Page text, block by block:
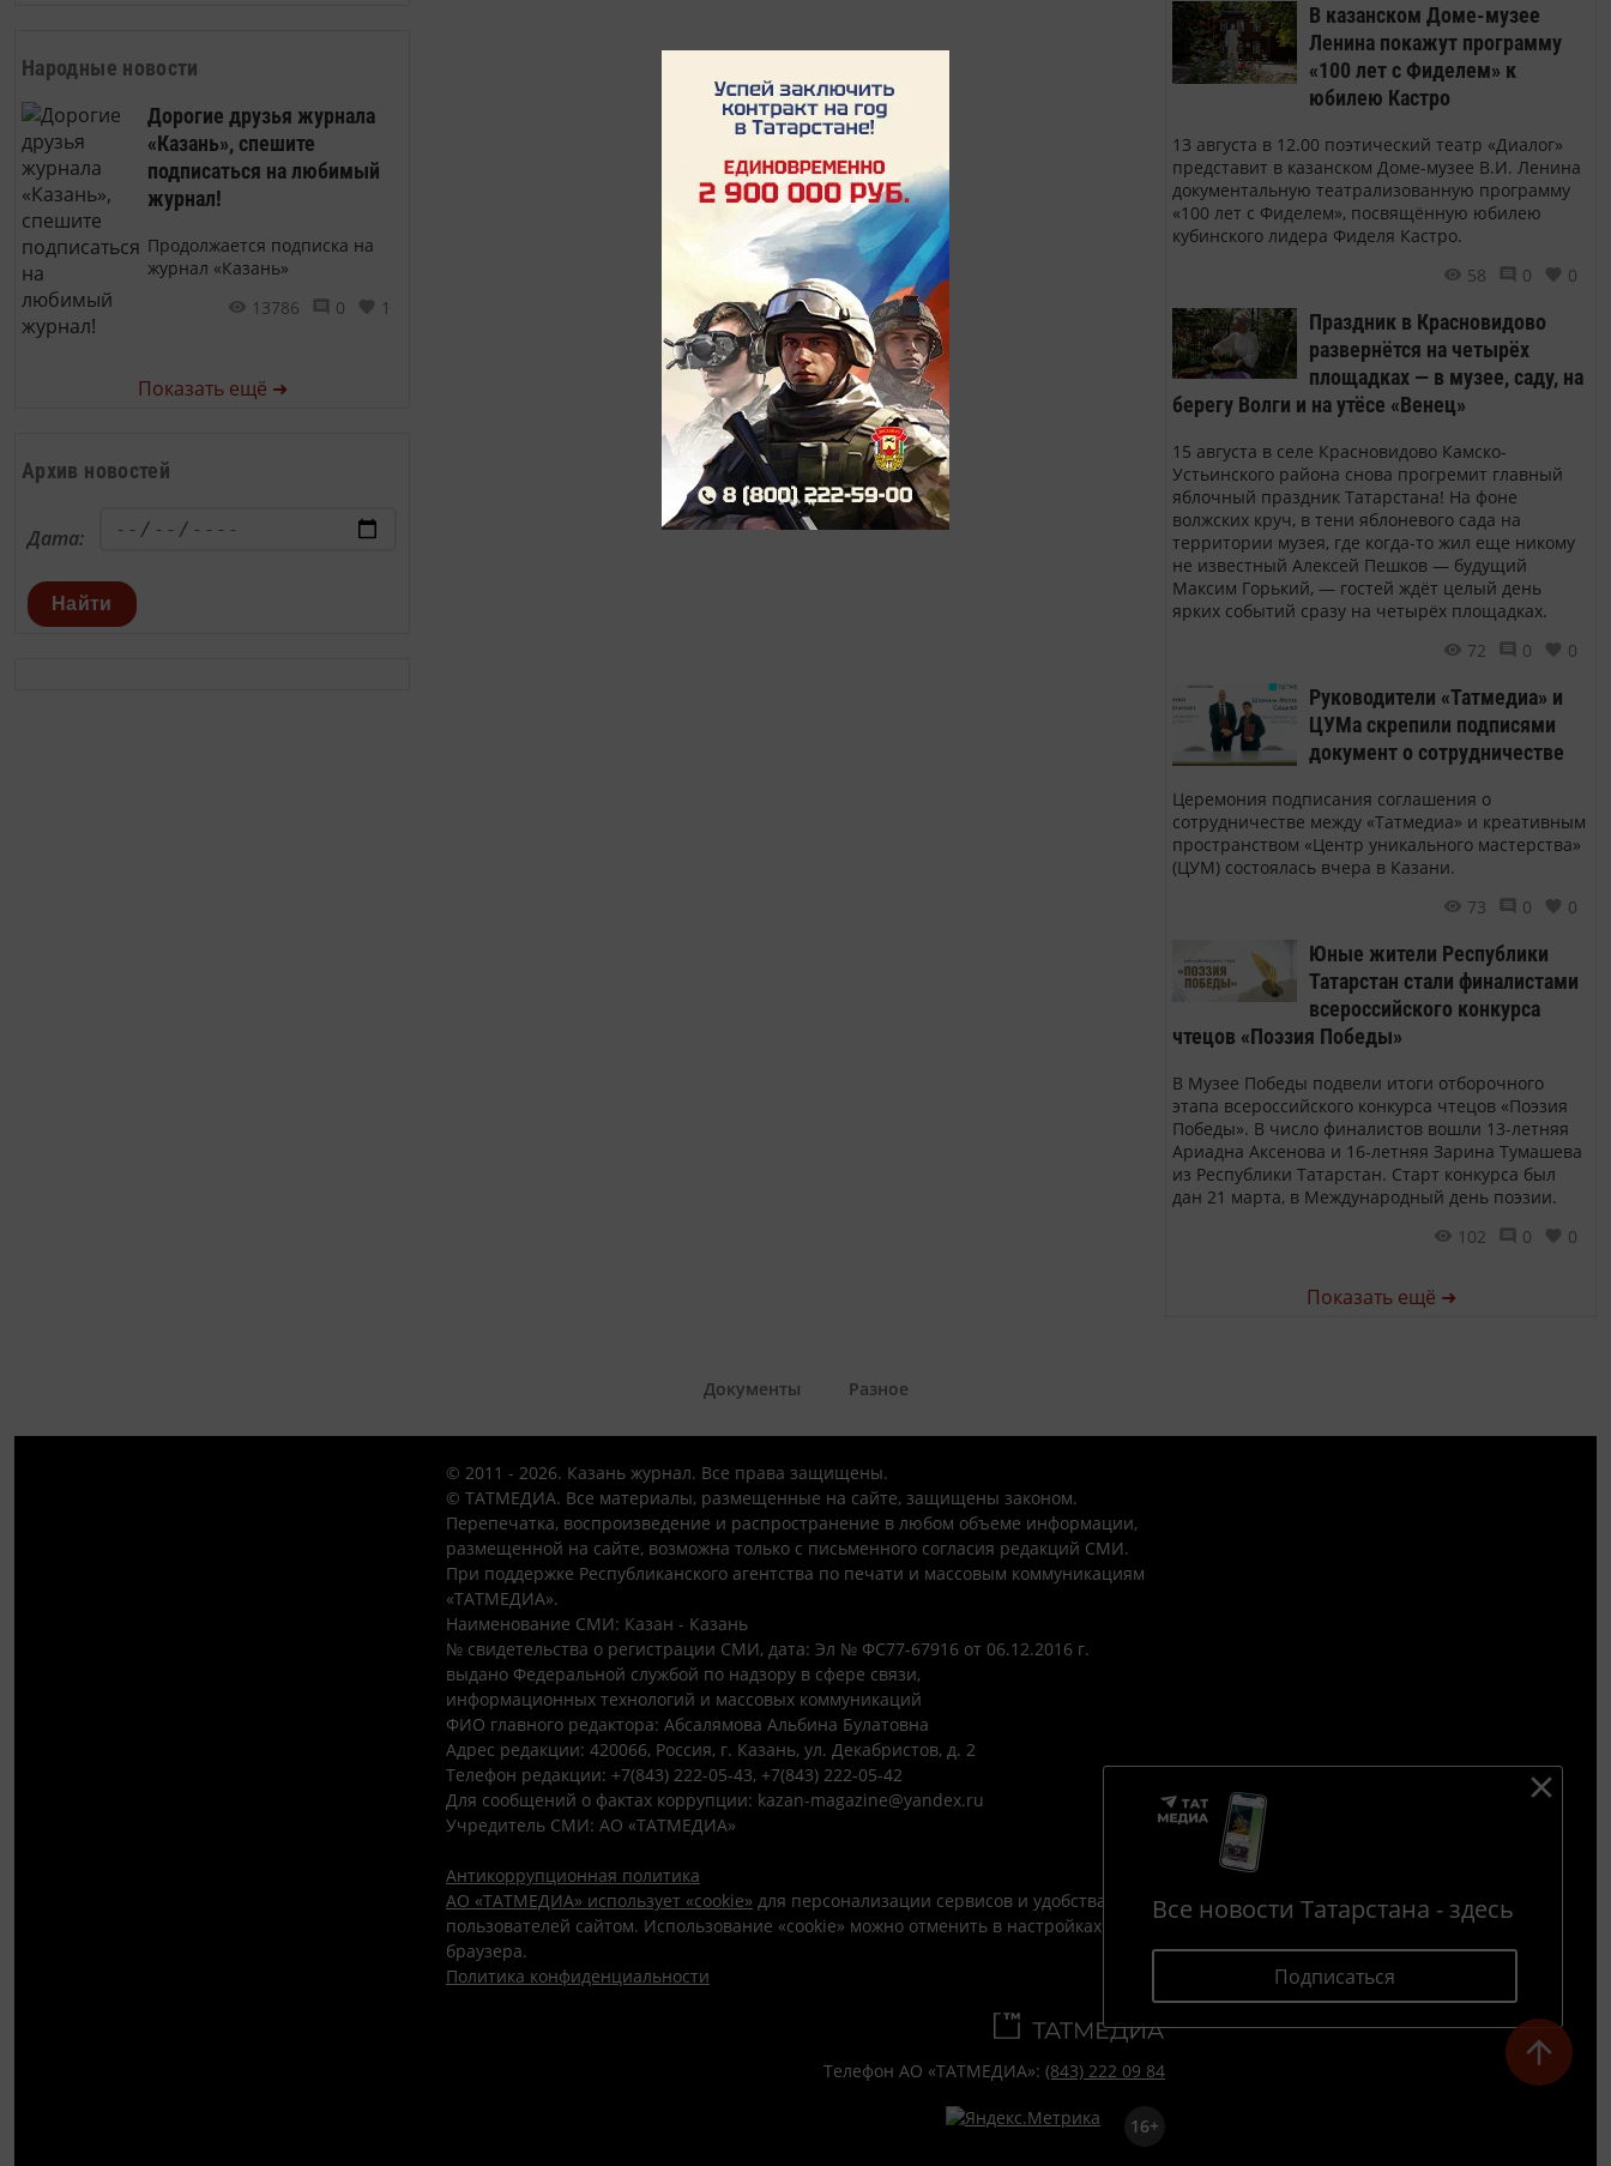
Народные новости
Дорогие друзья журнала
«Казань», спешите
подписаться на любимый
журнал!
Продолжается подписка на
журнал «Казань»
13786
0 1
Показать ещё ➜
Архив новостей
Дата:
Найти
В казанском Доме-музее
Ленина покажут программу
«100 лет с Фиделем» к
юбилею Кастро
13 августа в 12.00 поэтический театр «Диалог»
представит в казанском Доме-музее В.И. Ленина
документальную театрализованную программу
«100 лет с Фиделем», посвящённую юбилею
кубинского лидера Фиделя Кастро.
58
0 0
Праздник в Красновидово
развернётся на четырёх
площадках — в музее, саду, на
берегу Волги и на утёсе «Венец»
15 августа в селе Красновидово Камско-
Устьинского района снова прогремит главный
яблочный праздник Татарстана! На фоне
волжских круч, в тени яблоневого сада на
территории музея, где когда-то жил еще никому
не известный Алексей Пешков — будущий
Максим Горький, — гостей ждёт целый день
ярких событий сразу на четырёх площадках.
72
0 0
Руководители «Татмедиа» и
ЦУМа скрепили подписями
документ о сотрудничестве
Церемония подписания соглашения о
сотрудничестве между «Татмедиа» и креативным
пространством «Центр уникального мастерства»
(ЦУМ) состоялась вчера в Казани.
73
0 0
Юные жители Республики
Татарстан стали финалистами
всероссийского конкурса
чтецов «Поэзия Победы»
В Музее Победы подвели итоги отборочного
этапа всероссийского конкурса чтецов «Поэзия
Победы». В число финалистов вошли 13-летняя
Ариадна Аксенова и 16-летняя Зарина Тумашева
из Республики Татарстан. Старт конкурса был
дан 21 марта, в Международный день поэзии.
102
0 0
Показать ещё ➜
Все новости Татарстана - здесь
Подписаться
Документы Разное
© 2011 - 2026. Казань журнал. Все права защищены.
© ТАТМЕДИА. Все материалы, размещенные на сайте, защищены законом.
Перепечатка, воспроизведение и распространение в любом объеме информации,
размещенной на сайте, возможна только с письменного согласия редакций СМИ.
При поддержке Республиканского агентства по печати и массовым коммуникациям
«ТАТМЕДИА».
Наименование СМИ: Казан - Казань
№ свидетельства о регистрации СМИ, дата: Эл № ФС77-67916 от 06.12.2016 г.
выдано Федеральной службой по надзору в сфере связи,
информационных технологий и массовых коммуникаций
ФИО главного редактора: Абсалямова Альбина Булатовна
Адрес редакции: 420066, Россия, г. Казань, ул. Декабристов, д. 2
Телефон редакции: +7(843) 222-05-43, +7(843) 222-05-42
Для сообщений о фактах коррупции: kazan-magazine@yandex.ru
Учредитель СМИ: АО «ТАТМЕДИА»
Антикоррупционная политика
АО «ТАТМЕДИА» использует «cookie» для персонализации сервисов и удобства
пользователей сайтом. Использование «cookie» можно отменить в настройках
браузера.
Политика конфиденциальности
Телефон АО «ТАТМЕДИА»: (843) 222 09 84
16+